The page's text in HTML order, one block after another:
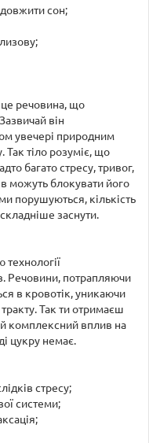
сон;
речовина, що
він
увечері природним
Так тіло розуміє, що
багато стресу, тривог,
можуть блокувати його
порушуються, кількість
заснути.
Речовини, потрапляючи
в кровотік, уникаючи
Так ти отримаєш
комплексний вплив на
цукру немає.
стресу;
системи;